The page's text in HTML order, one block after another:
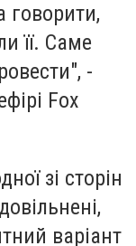
говорити,
її. Саме
-
Fox
зі сторін
варіант